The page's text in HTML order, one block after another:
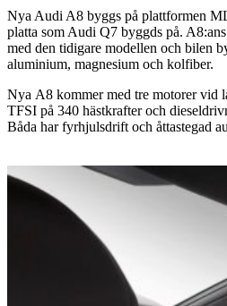
Nya Audi A8 byggs på plattformen
platta som Audi Q7 byggds på.
med den tidigare modellen och bilen
aluminium, magnesium och kolfiber.
Nya A8 kommer med tre motorer vid
TFSI på 340 hästkrafter och
Båda har fyrhjulsdrift och åttastegad